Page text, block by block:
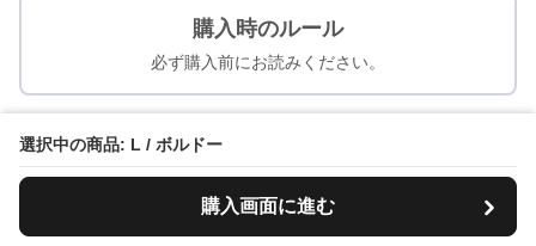
選択中の商品: L / ボルドー
購入画面に進む
購入時のルール
必ず購入前にお読みください。
イエベに似合う人気商品一覧
人気